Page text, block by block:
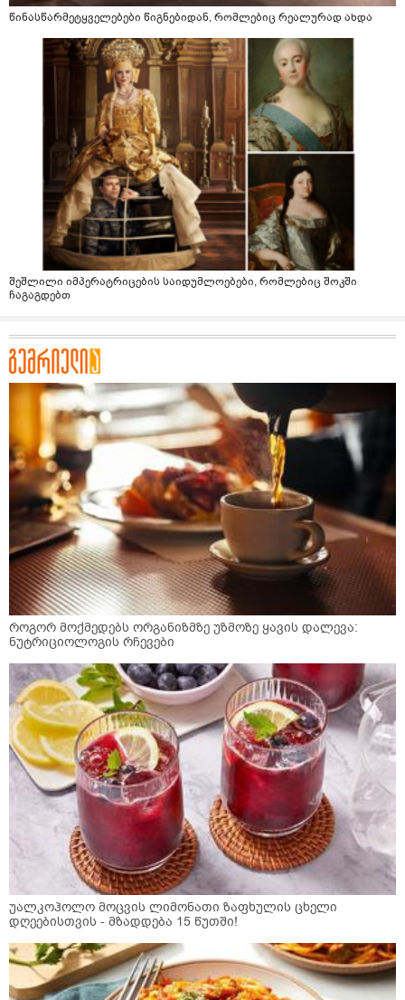
წინასწარმეტყველებები წიგნებიდან, რომლებიც რეალურად ახდა
შეშლილი იმპერატრიცების საიდუმლოებები, რომლებიც შოკში
ჩაგაგდებთ
როგორ მოქმედებს ორგანიზმზე უზმოზე ყავის დალევა:
ნუტრიციოლოგის რჩევები
უალკოჰოლო მოცვის ლიმონათი ზაფხულის ცხელი
დღეებისთვის - მზადდება 15 წუთში!